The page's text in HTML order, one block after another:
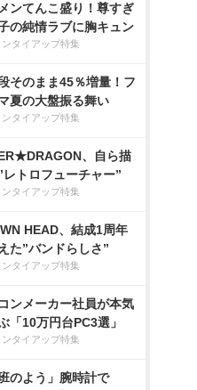
ンてんこ盛り！尊すぎ
の純情ラブに胸キュン
ンタイアップ特集
そのまま45％増量！フ
夏の大盤振る舞い
ンタイアップ特集
、自ら描
レトロフューチャー”
ンタイアップ特集
HEAD、結成1周年
た”バンドらしさ”
ンタイアップ特集
ンメーカー社員が本気
「10万円台PC3選」
ンタイアップ特集
班のよう」腕時計で